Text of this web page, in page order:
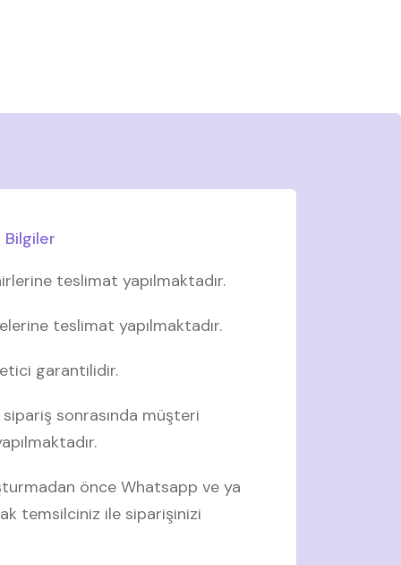
Bilgiler
teslimat yapılmaktadır.
teslimat yapılmaktadır.
garantilidir.
sonrasında müşteri
önce Whatsapp ve ya
temsilciniz ile siparişinizi